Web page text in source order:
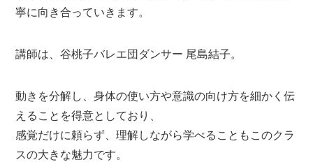
寧に向き合っていきます。
講師は、谷桃子バレエ団ダンサー 尾島結子。
動きを分解し、身体の使い方や意識の向け方を細かく伝
えることを得意としており、
感覚だけに頼らず、理解しながら学べることもこのクラ
スの大きな魅力です。